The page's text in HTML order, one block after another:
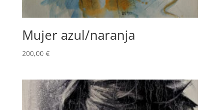
Mujer azul/naranja
200,00 €